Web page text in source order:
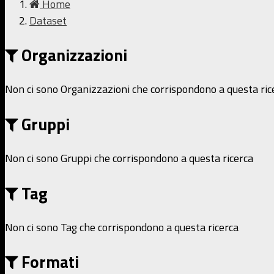
Home
Dataset
Organizzazioni
Non ci sono Organizzazioni che corrispondono a questa
Gruppi
Non ci sono Gruppi che corrispondono a questa ricerca
Tag
Non ci sono Tag che corrispondono a questa ricerca
Formati